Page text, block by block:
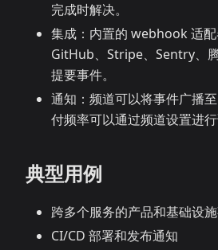
完成时解决。
集成：内置的 webhook 适
GitHub、Stripe、Sentry、
提要事件。
通知：频道可以将事件广播
付频率可以通过频道设置进行
典型用例
跨多个服务的产品和基础设
CI/CD 部署和发布通知